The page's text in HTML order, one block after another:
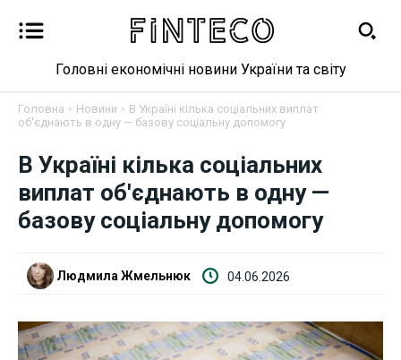
Новини
Бізнес
Криптовалюта
Головні економічні новини України та світу
Головна Новини
В Україні кілька соціальних виплат
об'єднають в одну — базову соціальну допомогу
В Україні кілька соціальних
виплат об'єднають в одну —
базову соціальну допомогу
Людмила Жмельнюк 04.06.2026